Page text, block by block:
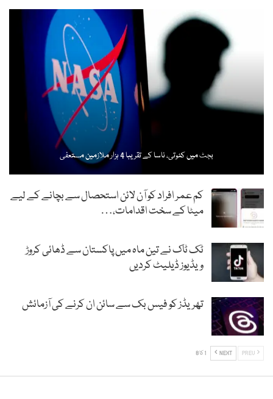
بجٹ میں کٹوتی، ناسا کے تقریبا 4 ہزار ملازمین مستعفی
کم عمر افراد کو آن لائن استحصال سے بچانے کے لیے
میٹا کے سخت اقدامات،…
ٹک ٹاک نے تین ماہ میں پاکستان سے ڈھائی کروڑ
ویڈیوز ڈیلیٹ کردیں
تھریڈز کو فیس بک سے سائن ان کرنے کی آزمائش
NEXT 1 کا 8